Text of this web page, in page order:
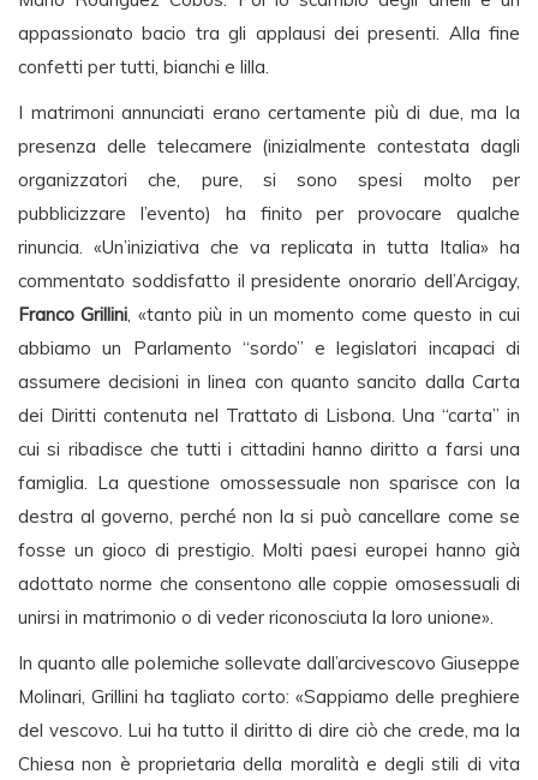
appassionato bacio tra gli applausi dei presenti. Alla fine
confetti per tutti, bianchi e lilla.
I matrimoni annunciati erano certamente più di due, ma la
presenza delle telecamere (inizialmente contestata dagli
organizzatori che, pure, si sono spesi molto per
pubblicizzare l’evento) ha finito per provocare qualche
rinuncia. «Un’iniziativa che va replicata in tutta Italia» ha
commentato soddisfatto il presidente onorario dell’Arcigay,
Franco Grillini, «tanto più in un momento come questo in cui
abbiamo un Parlamento “sordo” e legislatori incapaci di
assumere decisioni in linea con quanto sancito dalla Carta
dei Diritti contenuta nel Trattato di Lisbona. Una “carta” in
cui si ribadisce che tutti i cittadini hanno diritto a farsi una
famiglia. La questione omossessuale non sparisce con la
destra al governo, perché non la si può cancellare come se
fosse un gioco di prestigio. Molti paesi europei hanno già
adottato norme che consentono alle coppie omosessuali di
unirsi in matrimonio o di veder riconosciuta la loro unione».
In quanto alle polemiche sollevate dall’arcivescovo Giuseppe
Molinari, Grillini ha tagliato corto: «Sappiamo delle preghiere
del vescovo. Lui ha tutto il diritto di dire ciò che crede, ma la
Chiesa non è proprietaria della moralità e degli stili di vita